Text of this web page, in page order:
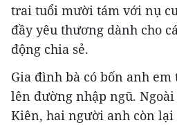
trai tuổi mười tám với nụ
đầy yêu thương dành cho
động chia sẻ.
Gia đình bà có bốn anh
lên đường nhập ngũ.
Kiên, hai người anh còn